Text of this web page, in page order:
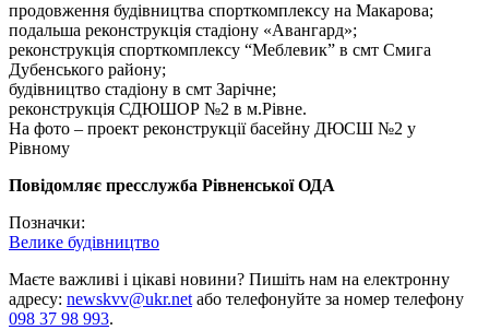
продовження будівництва спорткомплексу на Макарова;
подальша реконструкція стадіону «Авангард»;
реконструкція спорткомплексу “Меблевик” в смт Смига
Дубенського району;
будівництво стадіону в смт Зарічне;
реконструкція СДЮШОР №2 в м.Рівне.
На фото – проект реконструкції басейну ДЮСШ №2 у
Рівному
Повідомляє пресслужба Рівненської ОДА
Позначки:
Велике будівництво
Маєте важливі і цікаві новини? Пишіть нам на електронну
адресу: newskvv@ukr.netабо телефонуйте за номер телефону
098 37 98 993.